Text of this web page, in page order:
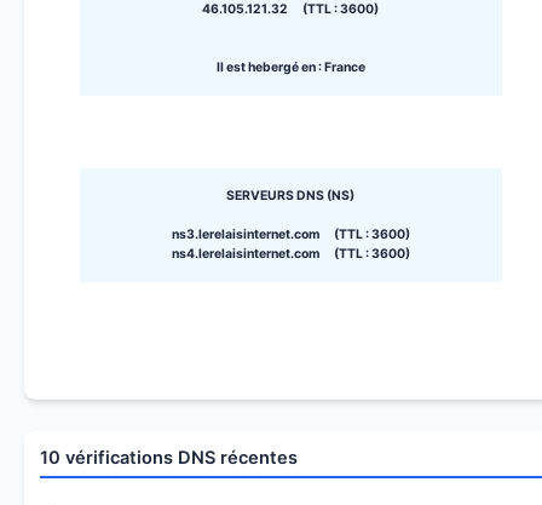
46.105.121.32 (TTL : 3600)
Il est hebergé en : France
SERVEURS DNS (NS)
ns3.lerelaisinternet.com (TTL : 3600)
ns4.lerelaisinternet.com (TTL : 3600)
10 vérifications DNS récentes